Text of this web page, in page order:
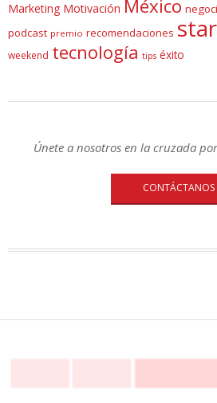
Marketing Motivación México
podcast premio recomendaciones
weekend tecnología tips éxito
Únete a nosotros en la cruzada
CONTÁCTANOS